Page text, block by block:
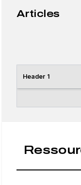
Articles
Header 1